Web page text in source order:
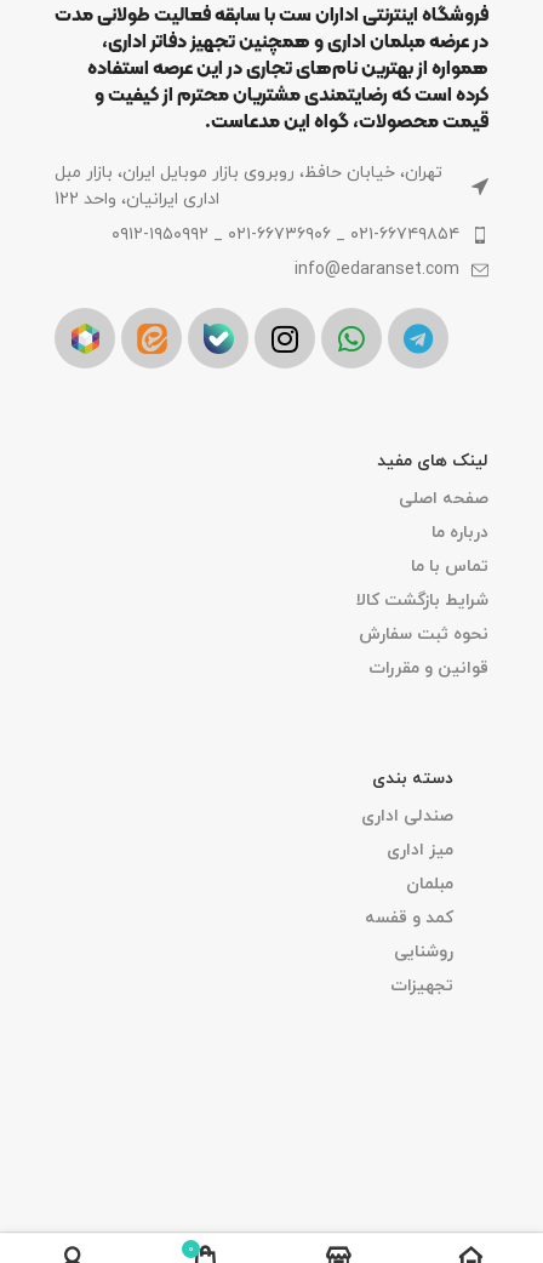
فروشگاه اینترنتی اداران ست با سابقه فعالیت طولانی مدت
در عرضه مبلمان اداری و همچنین تجهیز دفاتر اداری،
همواره از بهترین نام‌های تجاری در این عرصه استفاده
کرده است که رضایتمندی مشتریان محترم از کیفیت و
قیمت محصولات، گواه این مدعاست.
تهران، خیابان حافظ، روبروی بازار موبایل ایران، بازار مبل
اداری ایرانیان، واحد 122
۰۲۱-۶۶۷۴۹۸۵۴ _ ۰۲۱-۶۶۷۳۶۹۰۶ _ ۰۹۱۲-۱۹۵۰۹۹۲
info@edaranset.com
لینک های مفید
صفحه اصلی
درباره ما
تماس با ما
شرایط بازگشت کالا
نحوه ثبت سفارش
قوانین و مقررات
دسته بندی
صندلی اداری
میز اداری
مبلمان
کمد و قفسه
روشنایی
تجهیزات
0